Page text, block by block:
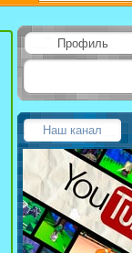
Профиль
Наш канал